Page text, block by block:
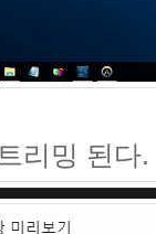
리밍 된다.